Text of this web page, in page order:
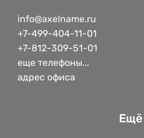
info@axelname.ru
+7-499-404-11-01
+7-812-309-51-01
еще телефоны...
адрес офиса
Ещё